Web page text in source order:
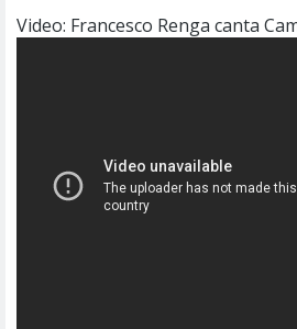
Video: Francesco Renga canta